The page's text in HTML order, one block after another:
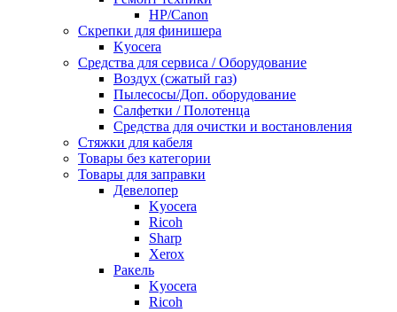
HP/Canon
Скрепки для финишера
Kyocera
Средства для сервиса / Оборудование
Воздух (сжатый газ)
Пылесосы/Доп. оборудование
Салфетки / Полотенца
Средства для очистки и востановления
Стяжки для кабеля
Товары без категории
Товары для заправки
Девелопер
Kyocera
Ricoh
Sharp
Xerox
Ракель
Kyocera
Ricoh